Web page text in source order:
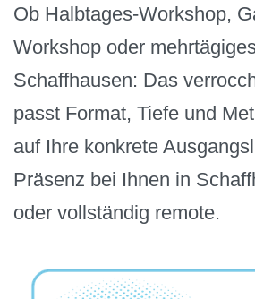
Ob Halbtages-Workshop,
Workshop oder
Schaffhausen: Das
passt Format, Tiefe und
auf Ihre konkrete
Präsenz bei Ihnen in
oder vollständig remote.